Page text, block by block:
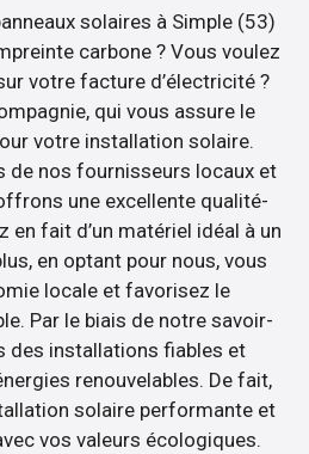
solaires à Simple (53)
carbone ? Vous voulez
votre facture d’électricité ?
qui vous assure le
votre installation solaire.
de nos fournisseurs locaux et
une excellente qualité-
fait d’un matériel idéal à un
en optant pour nous, vous
locale et favorisez le
Par le biais de notre savoir-
des installations fiables et
renouvelables. De fait,
solaire performante et
vos valeurs écologiques.